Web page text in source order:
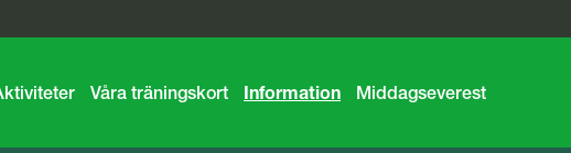
Våra träningskort Information Middagseverest